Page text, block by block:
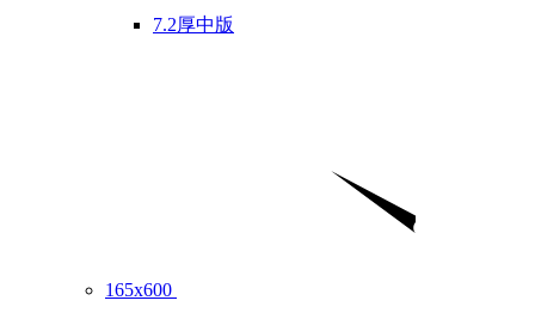
7.2厚中版
165x600